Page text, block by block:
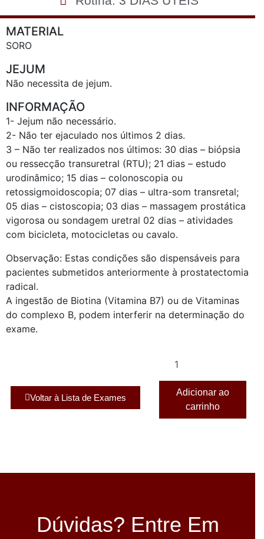
MATERIAL
SORO
JEJUM
Não necessita de jejum.
INFORMAÇÃO
1- Jejum não necessário.
2- Não ter ejaculado nos últimos 2 dias.
3 – Não ter realizados nos últimos: 30 dias – biópsia
ou ressecção transuretral (RTU); 21 dias – estudo
urodinâmico; 15 dias – colonoscopia ou
retossigmoidoscopia; 07 dias – ultra-som transretal;
05 dias – cistoscopia; 03 dias – massagem prostática
vigorosa ou sondagem uretral 02 dias – atividades
com bicicleta, motocicletas ou cavalo.
Observação: Estas condições são dispensáveis para
pacientes submetidos anteriormente à prostatectomia
radical.
A ingestão de Biotina (Vitamina B7) ou de Vitaminas
do complexo B, podem interferir na determinação do
exame.
Voltar à Lista de Exames
Adicionar ao
carrinho
Dúvidas? Entre Em